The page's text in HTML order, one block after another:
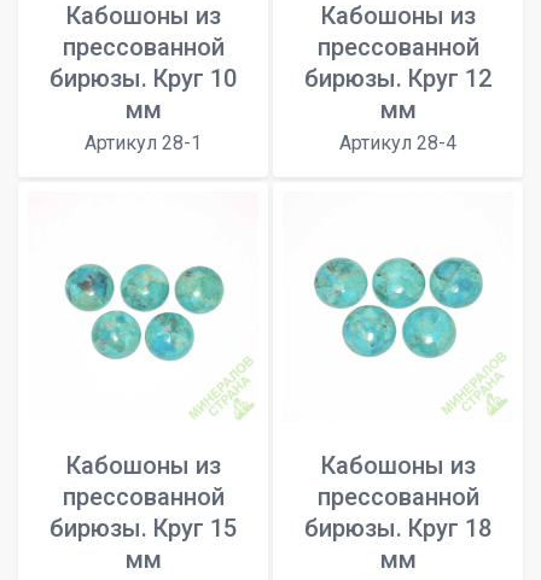
Кабошоны из
прессованной
бирюзы. Круг 10
мм
Артикул 28-1
Кабошоны из
прессованной
бирюзы. Круг 12
мм
Артикул 28-4
Кабошоны из
прессованной
бирюзы. Круг 15
мм
Кабошоны из
прессованной
бирюзы. Круг 18
мм